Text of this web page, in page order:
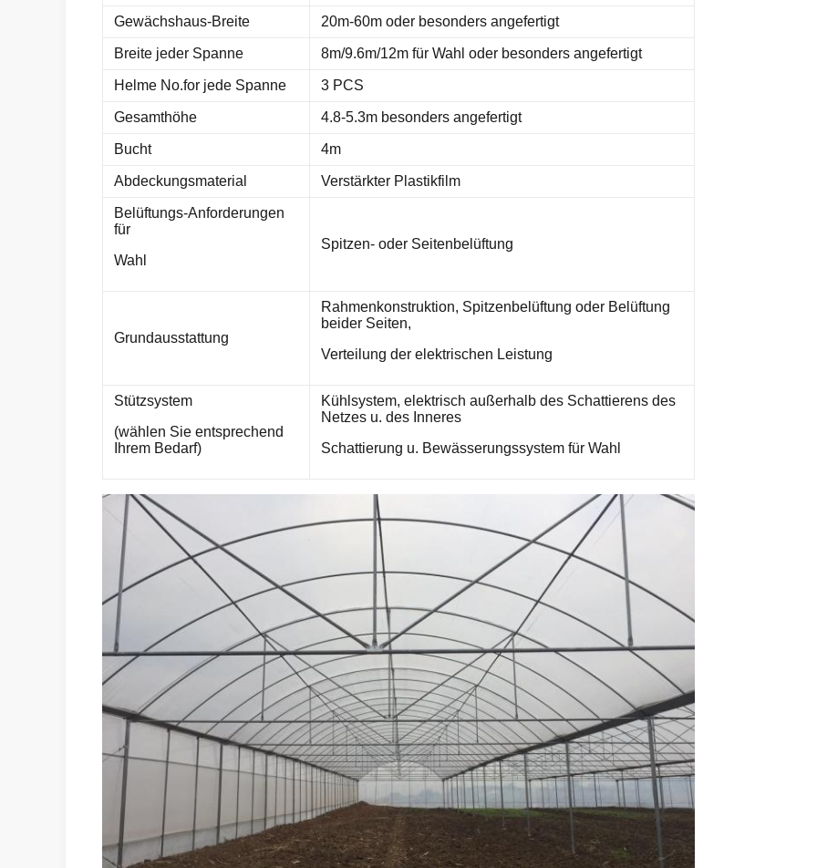
Gewächshaus-Breite 20m-60m oder besonders angefertigt
Breite jeder Spanne 8m/9.6m/12m für Wahl oder besonders angefertigt
Helme No.for jede Spanne 3 PCS
Gesamthöhe 4.8-5.3m besonders angefertigt
Bucht 4m
Abdeckungsmaterial Verstärkter Plastikfilm
Belüftungs-Anforderungen
für
Wahl
Spitzen- oder Seitenbelüftung
Grundausstattung
Rahmenkonstruktion, Spitzenbelüftung oder Belüftung
beider Seiten,
Verteilung der elektrischen Leistung
Stützsystem
(wählen Sie entsprechend
Ihrem Bedarf)
Kühlsystem, elektrisch außerhalb des Schattierens des
Netzes u. des Inneres
Schattierung u. Bewässerungssystem für Wahl